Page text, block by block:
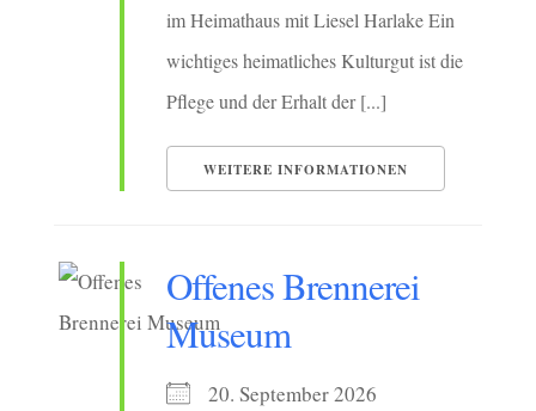
im Heimathaus mit Liesel Harlake Ein
wichtiges heimatliches Kulturgut ist die
Pflege und der Erhalt der [...]
WEITERE INFORMATIONEN
Offenes Brennerei
Museum
20. September 2026